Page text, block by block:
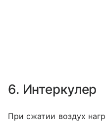
6. Интеркулер
При сжатии воздух